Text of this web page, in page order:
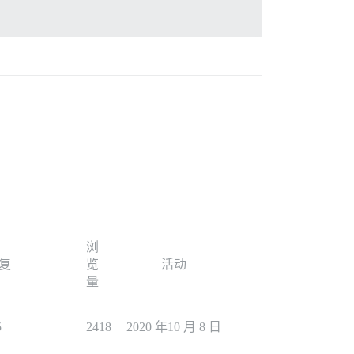
浏
览
量
活动
2418 2020 年10 月 8 日